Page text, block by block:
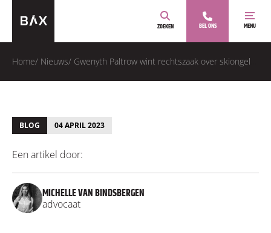
ZOEKEN BEL ONS MENU
Home/ Nieuws/ Gwenyth Paltrow wint rechtszaak over skiongeluk
BLOG 04 APRIL 2023
Een artikel door:
MICHELLE VAN BINDSBERGEN
advocaat